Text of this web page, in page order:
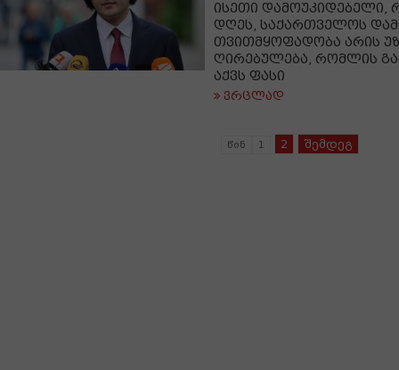
ისეთი დამოუკიდებელი,
დღეს, საქართველოს
თვითმყოფადობა არის
ღირებულება, რომლის
აქვს ფასი
ვრცლად
წინ 1 2 შემდეგ